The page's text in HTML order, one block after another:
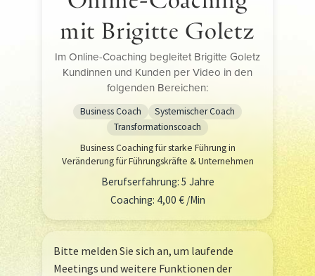
mit Brigitte Goletz
Im Online-Coaching begleitet Brigitte Goletz
Kundinnen und Kunden per Video in den
folgenden Bereichen:
Business Coach
Systemischer Coach
Transformationscoach
Business Coaching für starke Führung in
Veränderung für Führungskräfte & Unternehmen
Berufserfahrung: 5 Jahre
Coaching: 4,00 € /Min
Bitte melden Sie sich an, um laufende
Meetings und weitere Funktionen der